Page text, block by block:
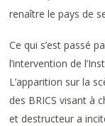
renaître le pays de
Ce qui s’est passé
l’intervention de
L’apparition sur la
des BRICS visant à
et destructeur a